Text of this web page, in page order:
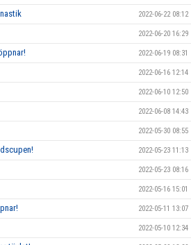
2022-06-22 08:12
2022-06-20 16:29
2022-06-19 08:31
2022-06-16 12:14
2022-06-10 12:50
2022-06-08 14:43
2022-05-30 08:55
2022-05-23 11:13
2022-05-23 08:16
2022-05-16 15:01
2022-05-11 13:07
2022-05-10 12:34